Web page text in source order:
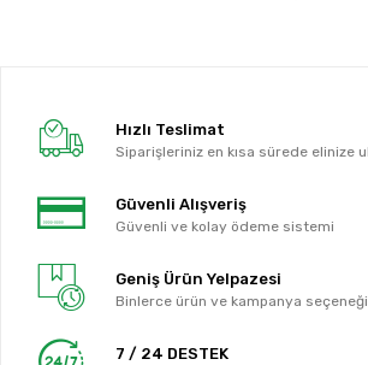
Hızlı Teslimat
Siparişleriniz en kısa sürede elinize
Güvenli Alışveriş
Güvenli ve kolay ödeme sistemi
Geniş Ürün Yelpazesi
Binlerce ürün ve kampanya seçeneği
7 / 24 DESTEK